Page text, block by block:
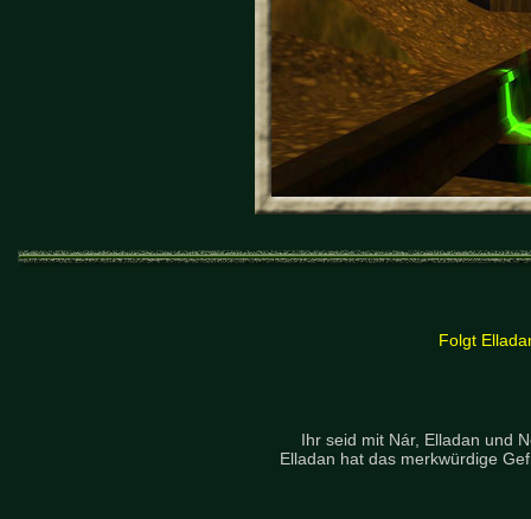
Folgt
Ihr seid mit Nár, Elladan und
Elladan hat das merkwürdige